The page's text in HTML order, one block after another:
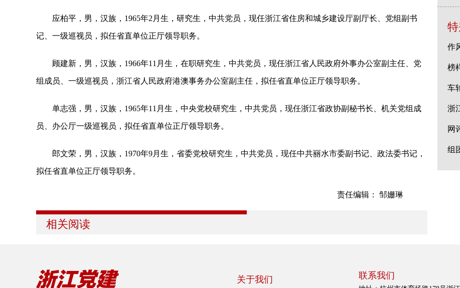
应柏平，男，汉族，1965年2月生，研究生，中共党员，现任浙江省住房和城乡建设厅副厅长、党组副书
记、一级巡视员，拟任省直单位正厅领导职务。
顾建新，男，汉族，1966年11月生，在职研究生，中共党员，现任浙江省人民政府外事办公室副主任、党
组成员、一级巡视员，浙江省人民政府港澳事务办公室副主任，拟任省直单位正厅领导职务。
单志强，男，汉族，1965年11月生，中央党校研究生，中共党员，现任浙江省政协副秘书长、机关党组成
员、办公厅一级巡视员，拟任省直单位正厅领导职务。
郎文荣，男，汉族，1970年9月生，省委党校研究生，中共党员，现任中共丽水市委副书记、政法委书记，
拟任省直单位正厅领导职务。
责任编辑： 邹姗琳
相关阅读
作
榜
车
浙
网
组
关于我们 联系我们